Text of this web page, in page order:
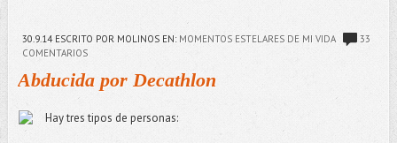
30.9.14ESCRITO POR MOLINOS EN: MOMENTOS ESTELARES DE MI VIDA
33
COMENTARIOS
Abducida por Decathlon
Hay tres tipos de personas: